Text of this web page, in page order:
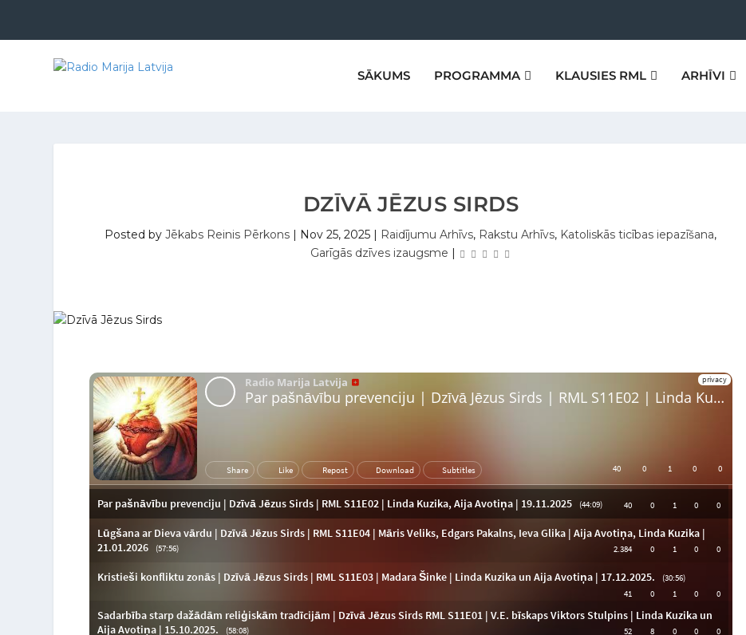
SĀKUMS PROGRAMMA KLAUSIES RML ARHĪVI
DZĪVĀ JĒZUS SIRDS
Posted byJēkabs Reinis Pērkons | Nov 25, 2025 | Raidījumu Arhīvs, Rakstu Arhīvs, Katoliskās ticības iepazīšana,
Garīgās dzīves izaugsme |